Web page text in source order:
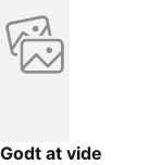
Godt at vide